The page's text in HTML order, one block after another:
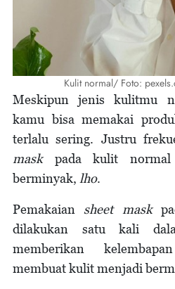
Kulit normal/ Foto:
Meskipun jenis kulitmu
kamu bisa memakai
terlalu sering. Justru
maskpada kulit normal
berminyak, lho.
Pemakaian sheet mask
dilakukan satu kali
memberikan
membuat kulit menjadi